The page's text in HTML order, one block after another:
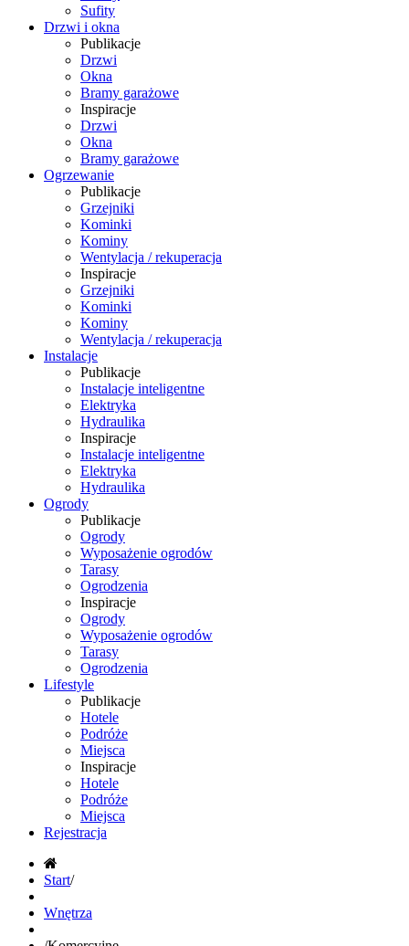
Sufity
Drzwi i okna
Publikacje
Drzwi
Okna
Bramy garażowe
Inspiracje
Drzwi
Okna
Bramy garażowe
Ogrzewanie
Publikacje
Grzejniki
Kominki
Kominy
Wentylacja / rekuperacja
Inspiracje
Grzejniki
Kominki
Kominy
Wentylacja / rekuperacja
Instalacje
Publikacje
Instalacje inteligentne
Elektryka
Hydraulika
Inspiracje
Instalacje inteligentne
Elektryka
Hydraulika
Ogrody
Publikacje
Ogrody
Wyposażenie ogrodów
Tarasy
Ogrodzenia
Inspiracje
Ogrody
Wyposażenie ogrodów
Tarasy
Ogrodzenia
Lifestyle
Publikacje
Hotele
Podróże
Miejsca
Inspiracje
Hotele
Podróże
Miejsca
Rejestracja
Start/
Wnętrza